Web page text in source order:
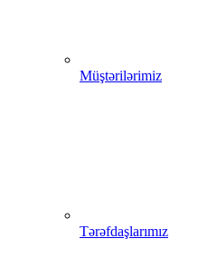
Müştərilərimiz
Tərəfdaşlarımız